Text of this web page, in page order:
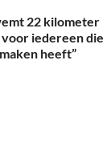
22 kilometer
iedereen die
heeft”